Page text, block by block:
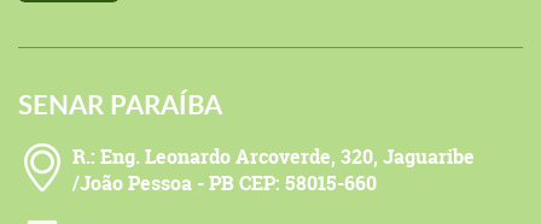
SENAR PARAÍBA
R.: Eng. Leonardo Arcoverde, 320, Jaguaribe
/João Pessoa - PB CEP: 58015-660